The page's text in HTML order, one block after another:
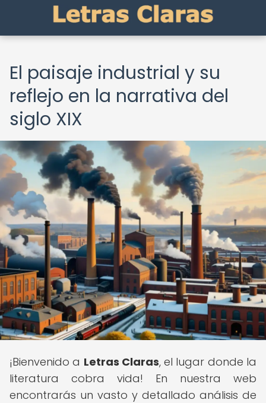
El paisaje industrial y su
reflejo en la narrativa del
siglo XIX
¡Bienvenido a Letras Claras, el lugar donde la
literatura cobra vida! En nuestra web
encontrarás un vasto y detallado análisis de